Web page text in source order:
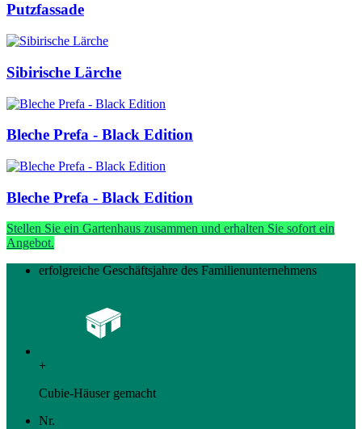
Putzfassade
Sibirische Lärche
Bleche Prefa - Black Edition
Bleche Prefa - Black Edition
Stellen Sie ein Gartenhaus zusammen und erhalten Sie sofort ein
Angebot.
erfolgreiche Geschäftsjahre des Familienunternehmens
+
Cubie-Häuser gemacht
Nr.